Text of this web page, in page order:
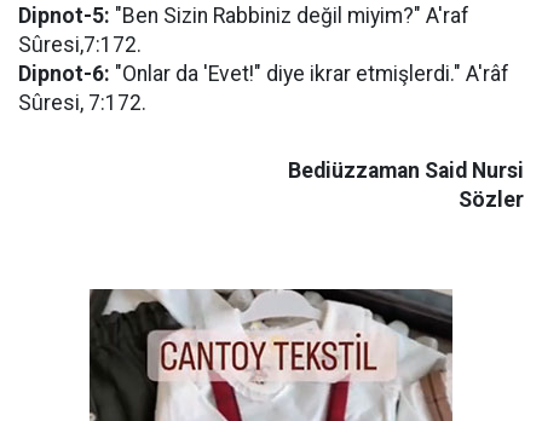
Dipnot-5: "Ben Sizin Rabbiniz değil miyim?" A'raf
Sûresi,7:172.
Dipnot-6: "Onlar da 'Evet!" diye ikrar etmişlerdi." A'râf
Sûresi, 7:172.
Bediüzzaman Said Nursi
Sözler